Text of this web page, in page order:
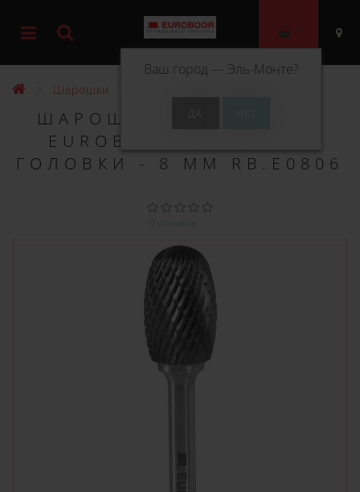
Ваш город — Эль-Монте?
0
Шарошки
ШАРОШКА ПО МЕТАЛЛУ
EUROBOOR ТИПА E, Ø
ГОЛОВКИ - 8 ММ RB.E0806